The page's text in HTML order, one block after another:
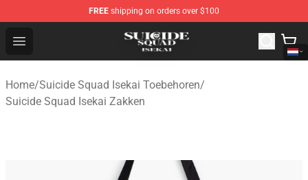
FREE shipping on orders over $100
Open menu
Suicide Squad Isekai Store - Official Suicide Squad
Home/Suicide Squad Isekai Toebehoren/
Suicide Squad Isekai Zakken